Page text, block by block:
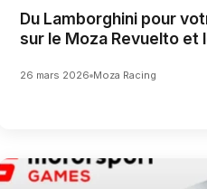
Du Lamborghini pour
sur le Moza Revuelto et
26 mars 2026 Moza Racing